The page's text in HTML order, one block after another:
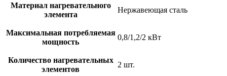
Материал нагревательного
элемента
Нержавеющая сталь
Максимальная потребляемая
мощность
0,8/1,2/2 кВт
Количество нагревательных
элементов
2 шт.